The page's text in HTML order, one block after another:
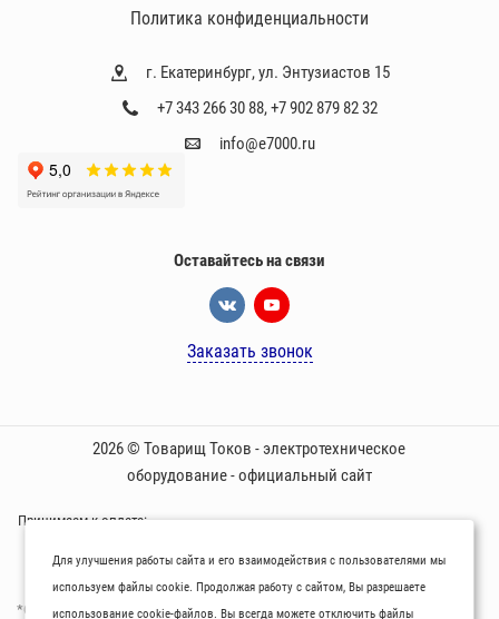
г. Екатеринбург, ул. Энтузиастов 15
+7 343 266 30 88,+7 902 879 82 32
info@e7000.ru
Политика конфиденциальности
Оставайтесь на связи
Заказать звонок
2026 © Товарищ Токов - электротехническое
оборудование - официальный сайт
Принимаем к оплате:
*Oбращаем вaше внимaние нa то, что пpиведеные цeны и хaрактеристики
Для улучшения работы сайта и его взаимодействия с пользователями мы
используем файлы cookie. Продолжая работу с сайтом, Вы разрешаете
использование cookie-файлов. Вы всегда можете отключить файлы